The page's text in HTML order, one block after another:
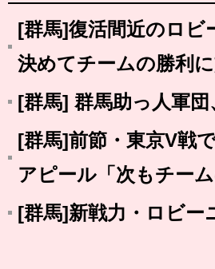
[群馬]復活間近のロ
決めてチームの勝利に
[群馬] 群馬助っ人軍
[群馬]前節・東京V戦
アピール「次もチー
[群馬]新戦力・ロビー